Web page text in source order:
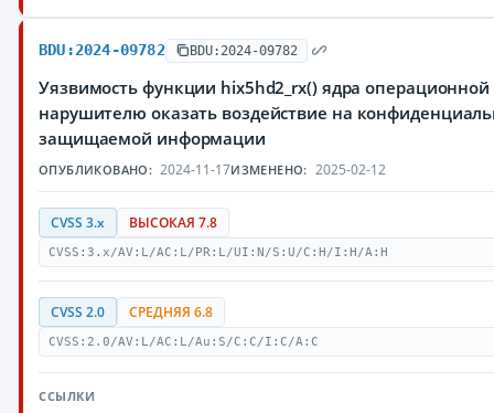
BDU:2024-09782 BDU:2024-09782
Уязвимость функции hix5hd2_rx() ядра
нарушителю оказать воздействие на
защищаемой информации
ОПУБЛИКОВАНО: 2024-11-17ИЗМЕНЕНО: 2025-02-12
CVSS 3.x ВЫСОКАЯ 7.8
CVSS:3.x/AV:L/AC:L/PR:L/UI:N/S:U/C:H/I:H/A:H
CVSS 2.0 СРЕДНЯЯ 6.8
CVSS:2.0/AV:L/AC:L/Au:S/C:C/I:C/A:C
ССЫЛКИ